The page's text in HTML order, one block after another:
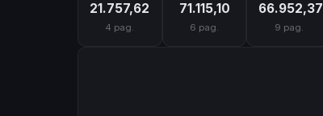
21.757,62
4 pag.
71.115,10
6 pag.
66.952,37
9 pag.